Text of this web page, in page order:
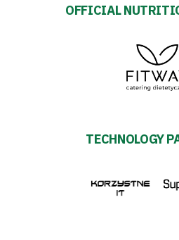
OFFICIAL
TECHNOLOGY